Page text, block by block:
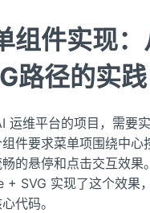
组件实现
路径的实践
运维平台的项目，需要
件要求菜单项围绕中心
的悬停和点击交互效果
+ SVG 实现了这个效果
代码。